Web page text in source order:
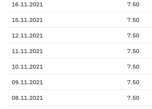
16.11.2021 7.50
15.11.2021 7.50
12.11.2021 7.50
11.11.2021 7.50
10.11.2021 7.50
09.11.2021 7.50
08.11.2021 7.50